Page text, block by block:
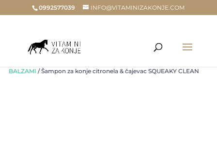
0992577039 INFO@VITAMINIZAKONJE.COM
BALZAMI / Šampon za konje citronela & čajevac SQUEAKY CLEAN